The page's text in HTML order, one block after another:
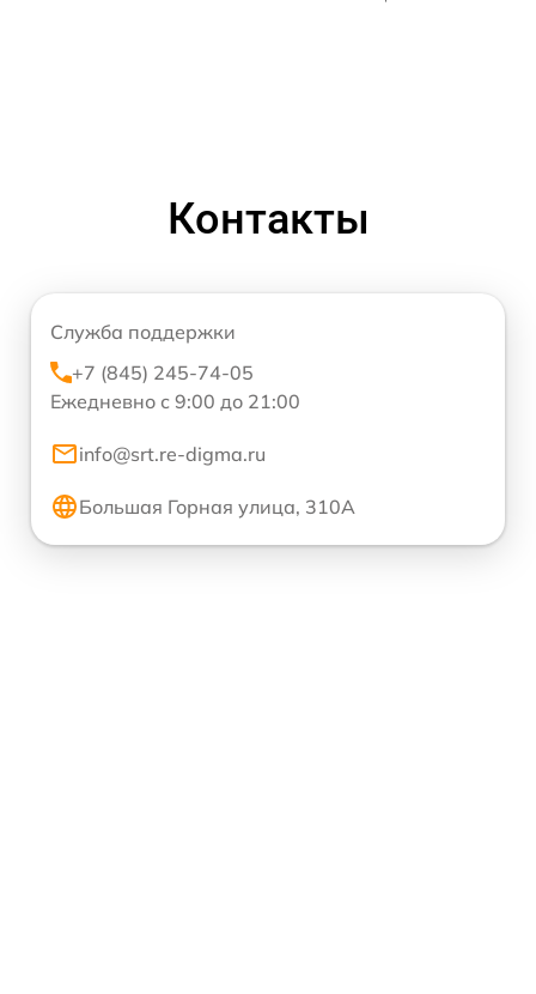
Контакты
Служба поддержки
+7 (845) 245-74-05
Ежедневно с 9:00 до 21:00
info@srt.re-digma.ru
Большая Горная улица, 310А